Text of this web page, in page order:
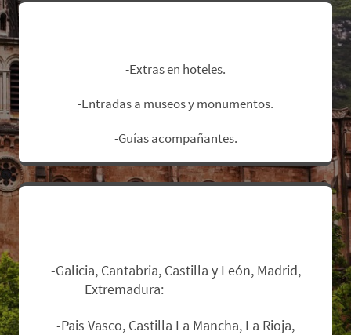
-Extras en hoteles.
-Entradas a museos y monumentos.
-Guías acompañantes.
-Galicia, Cantabria, Castilla y León, Madrid,
Extremadura:
-Pais Vasco, Castilla La Mancha, La Rioja,